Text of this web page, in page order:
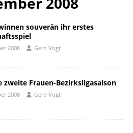
souverän ihr erstes
2008 Gerd Vogt
zweite Frauen-Bezirksligasaison
2008 Gerd Vogt